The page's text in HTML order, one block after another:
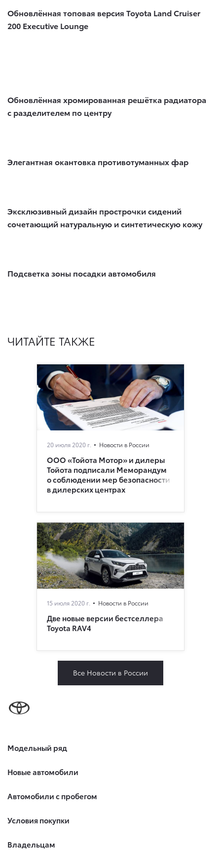
Обновлённая топовая версия Toyota Land Cruiser
200 Executive Lounge
Обновлённая хромированная решётка радиатора
с разделителем по центру
Элегантная окантовка противотуманных фар
Эксклюзивный дизайн прострочки сидений
сочетающий натуральную и синтетическую кожу
Подсветка зоны посадки автомобиля
ЧИТАЙТЕ ТАКЖЕ
20 июля 2020 г. Новости в России
ООО «Тойота Мотор» и дилеры
Тойота подписали Меморандум
о соблюдении мер безопасности
в дилерских центрах
15 июля 2020 г. Новости в России
Две новые версии бестселлера
Toyota RAV4
Все Новости в России
Модельный ряд
Новые автомобили
Автомобили с пробегом
Условия покупки
Владельцам